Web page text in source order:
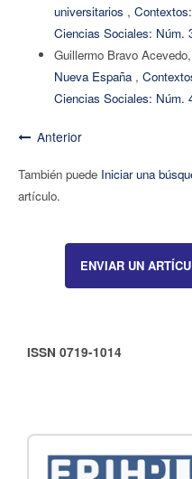
universitarios ,
Ciencias Sociales: Núm.
Guillermo Bravo Acevedo,
Nueva España ,
Ciencias Sociales: Núm.
Anterior
También puede Iniciar una
artículo.
ENVIAR UN
ISSN 0719-1014